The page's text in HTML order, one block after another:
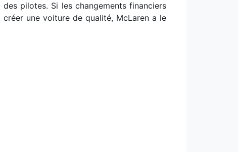
pilotes. Si les changements financiers
une voiture de qualité, McLaren a le